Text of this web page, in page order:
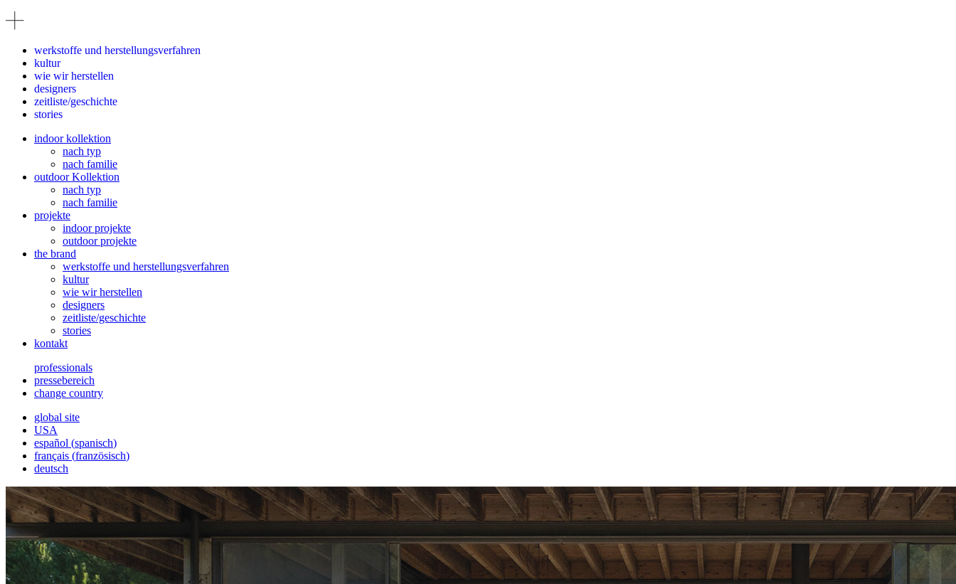
werkstoffe und herstellungsverfahren
kultur
wie wir herstellen
designers
zeitliste/geschichte
stories
indoor kollektion
nach typ
nach familie
outdoor Kollektion
nach typ
nach familie
projekte
indoor projekte
outdoor projekte
the brand
werkstoffe und herstellungsverfahren
kultur
wie wir herstellen
designers
zeitliste/geschichte
stories
kontakt
professionals
pressebereich
change country
global site
USA
español (spanisch)
français (französisch)
deutsch